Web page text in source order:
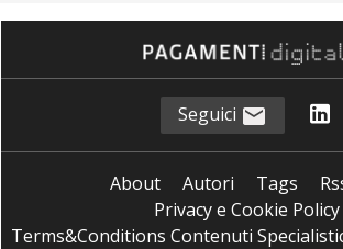
Seguici
About Autori Tags
Privacy e Cookie Policy
Terms&Conditions Contenuti